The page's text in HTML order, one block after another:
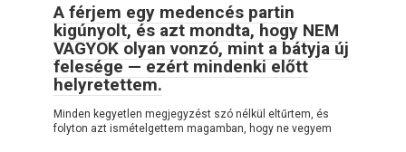
A férjem egy medencés partin
kigúnyolt, és azt mondta, hogy NEM
VAGYOK olyan vonzó, mint a bátyja új
felesége — ezért mindenki előtt
helyretettem.
Minden kegyetlen megjegyzést szó nélkül eltűrtem, és
folyton azt ismételgettem magamban, hogy ne vegyem